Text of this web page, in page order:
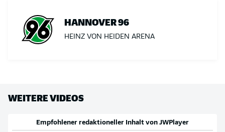
HANNOVER 96
HEINZ VON HEIDEN ARENA
WEITERE VIDEOS
Empfohlener redaktioneller Inhalt von JWPlayer